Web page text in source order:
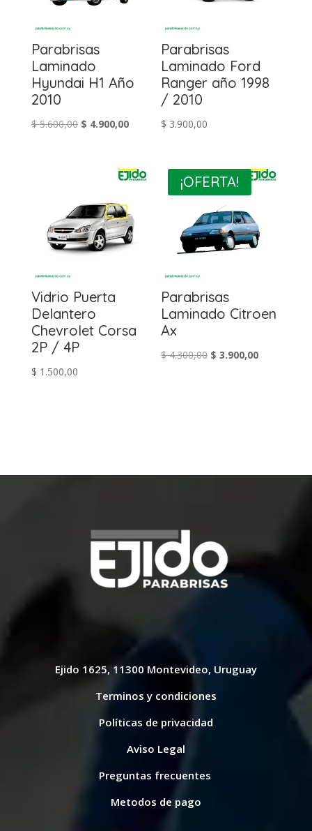
Parabrisas
Laminado
Hyundai H1 Año
2010
$5.600,00 El
$ 4.900,00El
es:
$ 4.900,00.
Parabrisas
Laminado Ford
Ranger año 1998
/ 2010
$ 3.900,00
Vidrio Puerta
Delantero
Chevrolet Corsa
2P / 4P
$ 1.500,00
¡OFERTA!
Parabrisas
Laminado Citroen
Ax
$4.300,00 El
$ 3.900,00El
Ejido 1625, 11300 Montevideo, Uruguay
Terminos y condiciones
Políticas de privacidad
Aviso Legal
Preguntas frecuentes
Metodos de pago